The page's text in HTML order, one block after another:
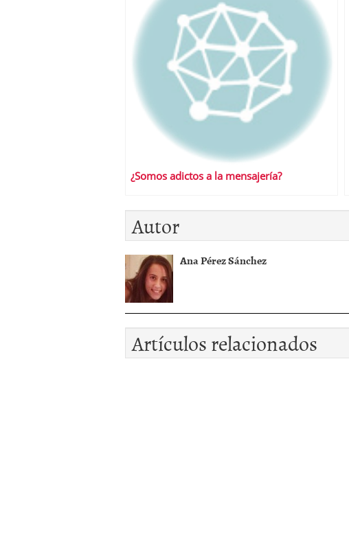
¿Somos adictos a la mensajería?
Autor
Ana Pérez Sánchez
Artículos relacionados